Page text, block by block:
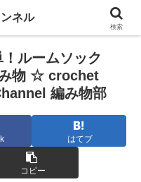
ルームソック
み物 ☆ crochet
編み物部
はてブ
コピー
ネル
検索